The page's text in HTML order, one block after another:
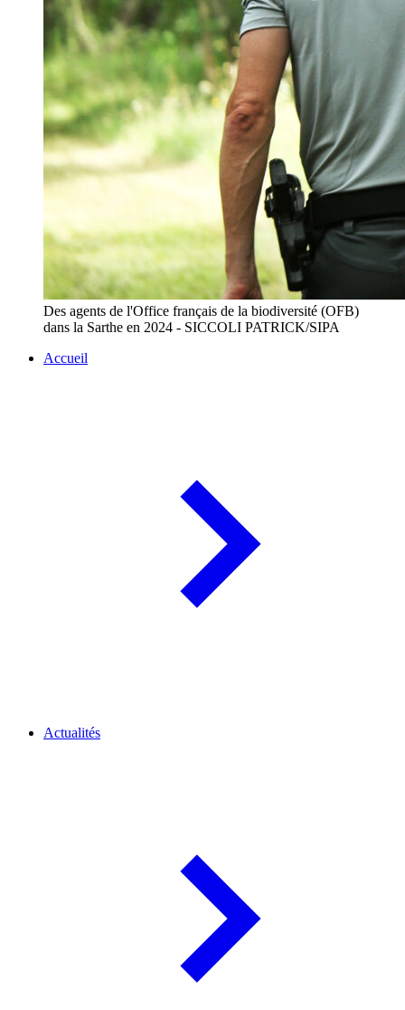
Des agents de l'Office français de la biodiversité (OFB)
dans la Sarthe en 2024 - SICCOLI PATRICK/SIPA
Accueil
Actualités